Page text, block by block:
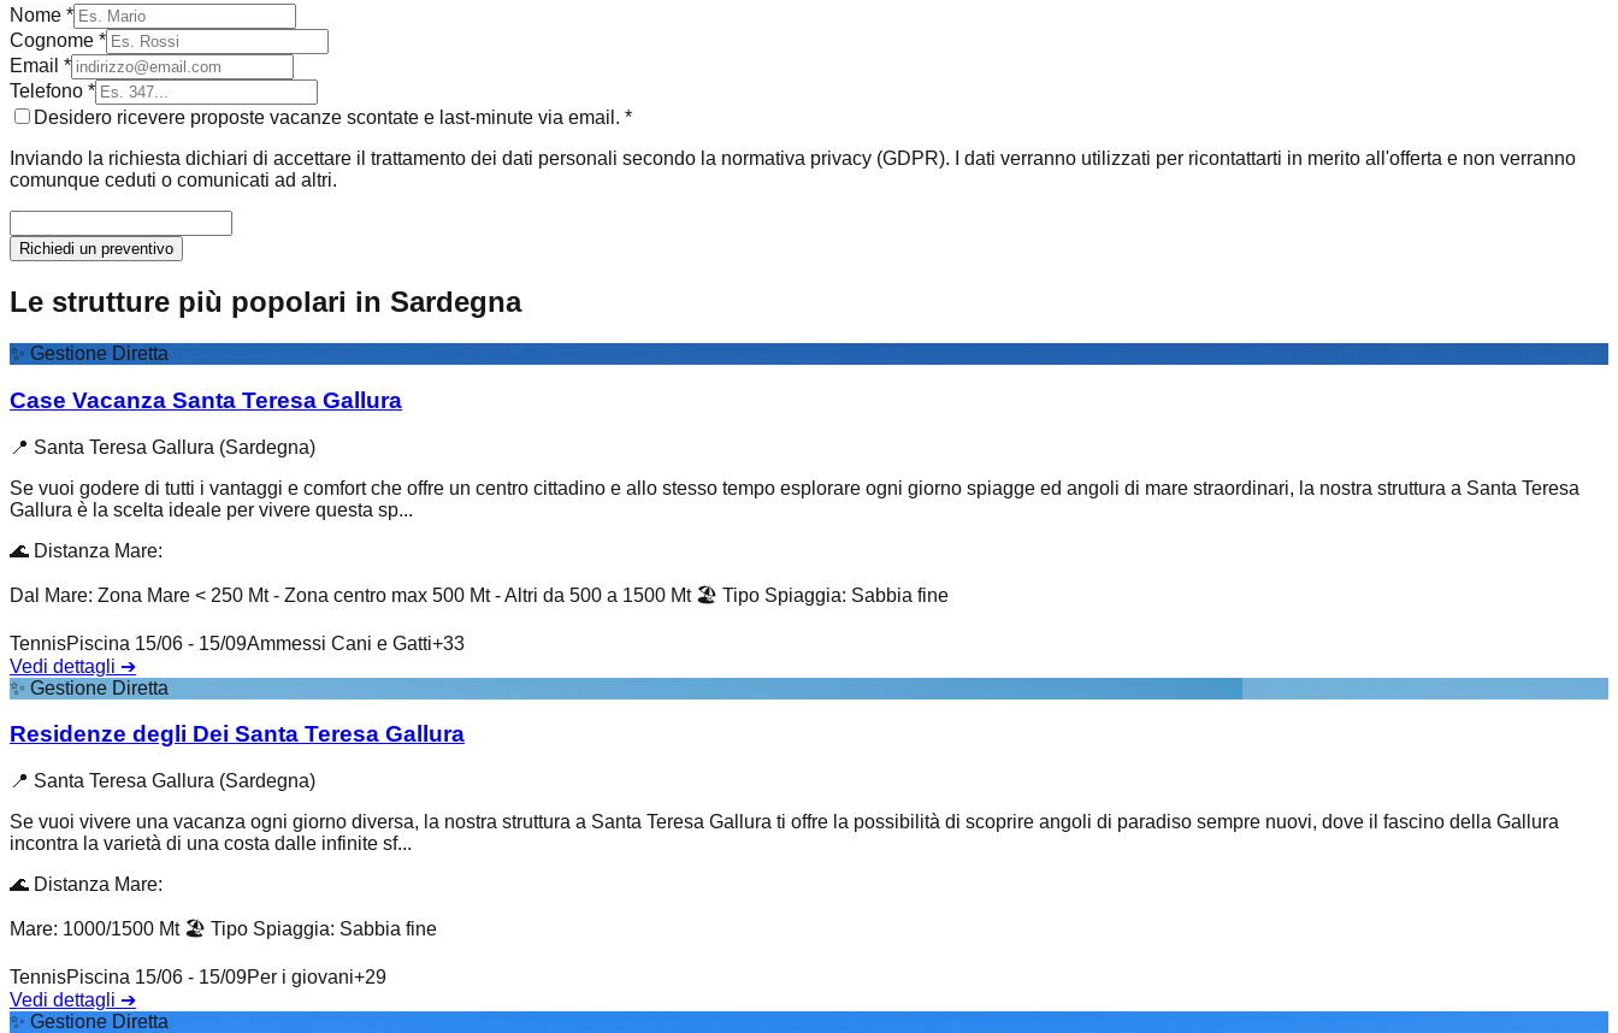
Nome *
Cognome *
Email *
Telefono *
Desidero ricevere proposte vacanze scontate e last-minute via email. *
Inviando la richiesta dichiari di accettare il trattamento dei dati personali secondo la normativa privacy (GDPR). I dati verranno utilizzati per ricontattarti in merito all'offerta e non verranno
comunque ceduti o comunicati ad altri.
Richiedi un preventivo
Le strutture più popolari in Sardegna
✨ Gestione Diretta
Case Vacanza Santa Teresa Gallura
📍 Santa Teresa Gallura (Sardegna)
Se vuoi godere di tutti i vantaggi e comfort che offre un centro cittadino e allo stesso tempo esplorare ogni giorno spiagge ed angoli di mare straordinari, la nostra struttura a Santa Teresa
Gallura è la scelta ideale per vivere questa sp...
🌊 Distanza Mare:
Dal Mare: Zona Mare < 250 Mt - Zona centro max 500 Mt - Altri da 500 a 1500 Mt 🏖️ Tipo Spiaggia: Sabbia fine
TennisPiscina 15/06 - 15/09Ammessi Cani e Gatti+33
Vedi dettagli ➔
✨ Gestione Diretta
Residenze degli Dei Santa Teresa Gallura
📍 Santa Teresa Gallura (Sardegna)
Se vuoi vivere una vacanza ogni giorno diversa, la nostra struttura a Santa Teresa Gallura ti offre la possibilità di scoprire angoli di paradiso sempre nuovi, dove il fascino della Gallura
incontra la varietà di una costa dalle infinite sf...
🌊 Distanza Mare:
Mare: 1000/1500 Mt 🏖️ Tipo Spiaggia: Sabbia fine
TennisPiscina 15/06 - 15/09Per i giovani+29
Vedi dettagli ➔
✨ Gestione Diretta